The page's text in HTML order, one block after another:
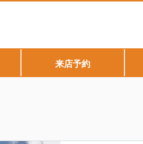
来店予約